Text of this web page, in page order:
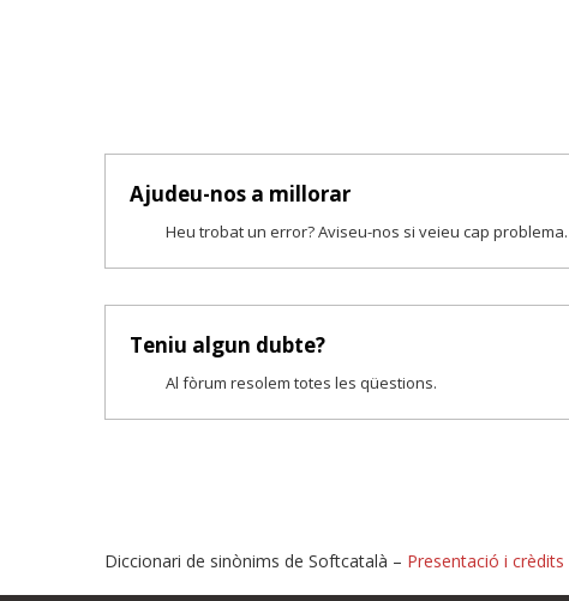
Ajudeu-nos a millorar
Heu trobat un error? Aviseu-nos si veieu cap problema.
Teniu algun dubte?
Al fòrum resolem totes les qüestions.
Diccionari de sinònims de Softcatalà – Presentació i crèdits